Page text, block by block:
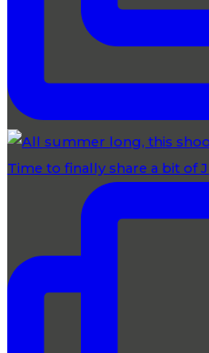
Time to finally share a bit of